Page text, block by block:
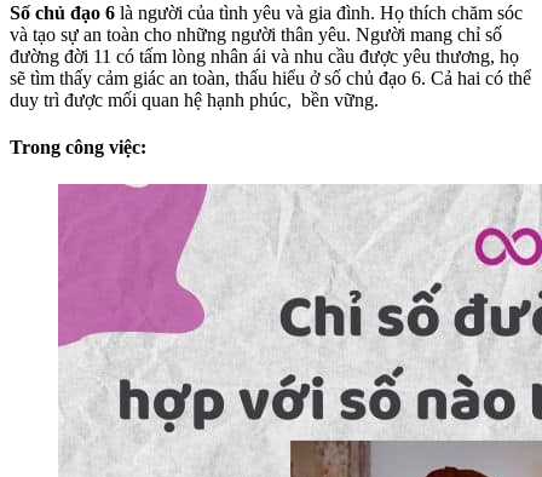
Số chủ đạo 6 là người của tình yêu và gia đình. Họ thích chăm sóc
và tạo sự an toàn cho những người thân yêu. Người mang chỉ số
đường đời 11 có tấm lòng nhân ái và nhu cầu được yêu thương, họ
sẽ tìm thấy cảm giác an toàn, thấu hiểu ở số chủ đạo 6. Cả hai có thể
duy trì được mối quan hệ hạnh phúc, bền vững.
Trong công việc: